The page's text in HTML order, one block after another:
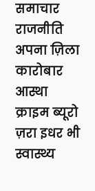
समाचार
राजनीति
अपना ज़िला
कारोबार
आस्था
क्राइम ब्यूरो
ज़रा इधर भी
स्वास्थ्य